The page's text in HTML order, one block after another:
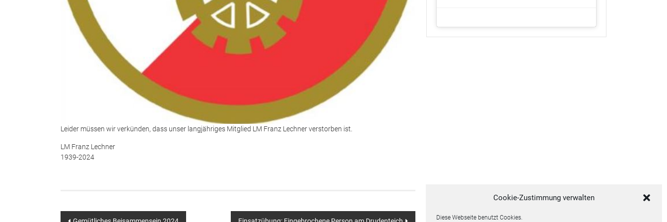
Cookie-Zustimmung verwalten
Diese Webseite benutzt Cookies.
Leider müssen wir verkünden, dass unser langjähriges Mitglied LM Franz Lechner verstorben ist.
LM Franz Lechner
1939-2024